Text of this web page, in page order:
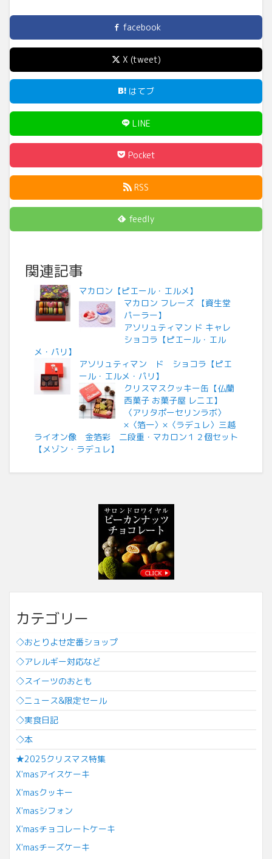
facebook
X (tweet)
はてブ
LINE
Pocket
RSS
feedly
関連記事
マカロン【ピエール・エルメ】
マカロン フレーズ 【資生堂
パーラー】
アソリュティマン ド キャレ
ショコラ【ピエール・エル
メ・パリ】
アソリュティマン ド ショコラ【ピエ
ール・エルメ・パリ】
クリスマスクッキー缶【仏蘭
西菓子 お菓子屋 レニエ】
〈アリタポーセリンラボ〉
×〈箔一〉×〈ラデュレ〉三越
ライオン像 金箔彩 二段重・マカロン１２個セット
【メゾン・ラデュレ】
カテゴリー
◇おとりよせ定番ショップ
◇アレルギー対応など
◇スイーツのおとも
◇ニュース&限定セール
◇実食日記
◇本
★2025クリスマス特集
X'masアイスケーキ
X'masクッキー
X'masシフォン
X'masチョコレートケーキ
X'masチーズケーキ